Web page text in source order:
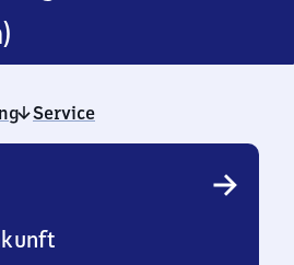
(Villingen-
Schwenningen)
Service